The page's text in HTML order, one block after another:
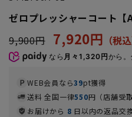
ゼロプレッシャーコート【
9,900円 7,920円
なら 月々1,320円から
WEB会員なら39pt獲得
送料 全国一律550円（店舗受
お届けから 8 日以内の返品交